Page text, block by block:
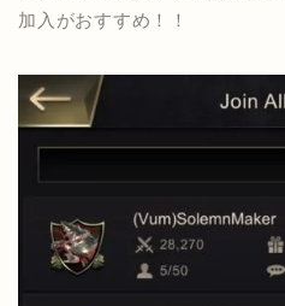
加入がおすすめ！！